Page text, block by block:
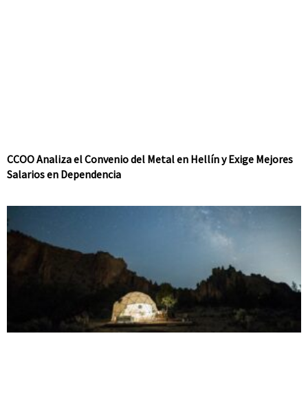
CCOO Analiza el Convenio del Metal en Hellín y Exige Mejores
Salarios en Dependencia